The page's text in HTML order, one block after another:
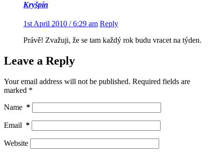
Kryšpín
1st April 2010 / 6:29 am Reply
Právě! Zvažuji, že se tam každý rok budu vracet na týden.
Leave a Reply
Your email address will not be published. Required fields are
marked *
Name *
Email *
Website